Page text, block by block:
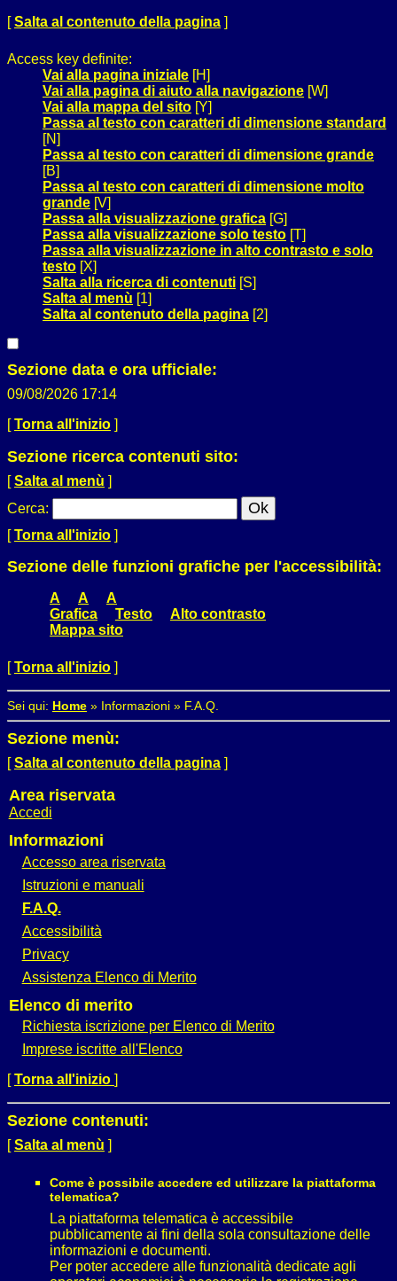
[Salta al contenuto della pagina ]
Access key definite:
Vai alla pagina iniziale [H]
Vai alla pagina di aiuto alla navigazione [W]
Vai alla mappa del sito [Y]
Passa al testo con caratteri di dimensione standard
[N]
Passa al testo con caratteri di dimensione grande
[B]
Passa al testo con caratteri di dimensione molto
grande [V]
Passa alla visualizzazione grafica [G]
Passa alla visualizzazione solo testo [T]
Passa alla visualizzazione in alto contrasto e solo
testo [X]
Salta alla ricerca di contenuti [S]
Salta al menù [1]
Salta al contenuto della pagina [2]
Sezione data e ora ufficiale:
09/08/2026 17:14
[Torna all'inizio ]
Sezione ricerca contenuti sito:
[Salta al menù ]
Cerca:
[Torna all'inizio ]
Sezione delle funzioni grafiche per l'accessibilità:
A A
A
Grafica
Testo
Alto contrasto
Mappa sito
[Torna all'inizio ]
Sei qui: Home » Informazioni » F.A.Q.
Sezione menù:
[Salta al contenuto della pagina ]
Area riservata
Accedi
Informazioni
Accesso area riservata
Istruzioni e manuali
F.A.Q.
Accessibilità
Privacy
Assistenza Elenco di Merito
Elenco di merito
Richiesta iscrizione per Elenco di Merito
Imprese iscritte all'Elenco
[Torna all'inizio ]
Sezione contenuti:
[Salta al menù ]
Come è possibile accedere ed utilizzare la piattaforma
telematica?
La piattaforma telematica è accessibile
pubblicamente ai fini della sola consultazione delle
informazioni e documenti.
Per poter accedere alle funzionalità dedicate agli